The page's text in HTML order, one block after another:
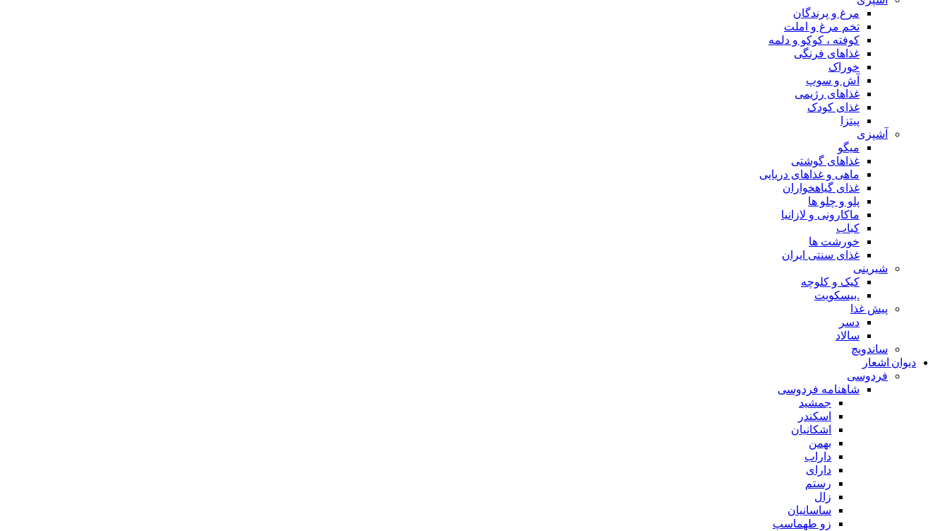
مرغ و پرندگان
تخم مرغ و املت
کوفته ، کوکو و دلمه
غذاهای فرنگی
خوراک
آش و سوپ
غذاهای رژیمی
غذای کودک
پیتزا
آشپزی
میگو
غذاهای گوشتی
ماهی و غذاهای دریایی
غذای گیاهخواران
پلو و چلو ها
ماکارونی و لازانیا
کباب
خورشت ها
غذای سنتی ایران
شیرینی
کیک و کلوچه
.بیسکویت
پیش غذا
دسر
سالاد
ساندویچ
دیوان اشعار
فردوسی
شاهنامه فردوسی
جمشید
اسکندر
اشکانیان
بهمن
داراب
دارای
رستم
زال
ساسانیان
زو طهماسپ‏